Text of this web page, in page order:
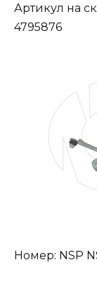
Артикул на
4795876
Номер: NSP